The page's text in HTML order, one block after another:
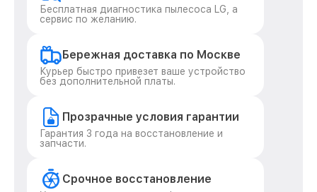
Бесплатная диагностика пылесоса LG, а
сервис по желанию.
Бережная доставка по Москве
Курьер быстро привезет ваше устройство
без дополнительной платы.
Прозрачные условия гарантии
Гарантия 3 года на восстановление и
запчасти.
Срочное восстановление